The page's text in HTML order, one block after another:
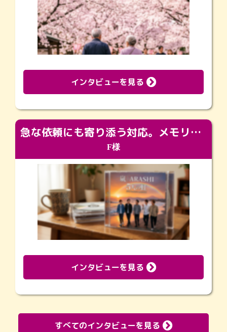
インタビューを見る
急な依頼にも寄り添う対応。メモリアルコーナーで振り返る大切な日々
F様
インタビューを見る
すべてのインタビューを見る